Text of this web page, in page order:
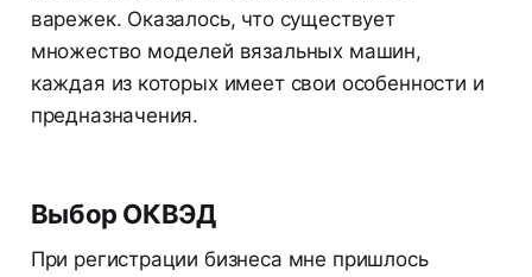
варежек. Оказалось, что существует
множество моделей вязальных машин,
каждая из которых имеет свои особенности и
предназначения.
Выбор ОКВЭД
При регистрации бизнеса мне пришлось